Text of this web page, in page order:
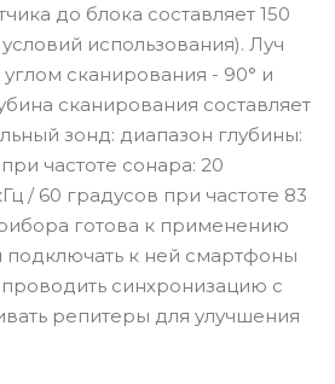
до блока составляет 150
использования). Луч
сканирования - 90° и
сканирования составляет
зонд: диапазон глубины:
частоте сонара: 20
/ 60 градусов при частоте 83
готова к применению
подключать к ней смартфоны
синхронизацию с
репитеры для улучшения